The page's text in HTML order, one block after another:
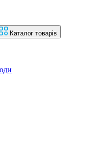
Каталог товарів